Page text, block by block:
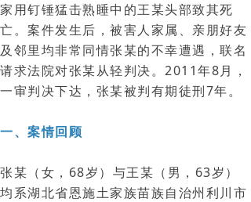
家用钉锤猛击熟睡中的王某头部致其死
亡。案件发生后，被害人家属、亲朋好友
及邻里均非常同情张某的不幸遭遇，联名
请求法院对张某从轻判决。2011年8月，
一审判决下达，张某被判有期徒刑7年。
一、案情回顾
张某（女，68岁）与王某（男，63岁）
均系湖北省恩施土家族苗族自治州利川市